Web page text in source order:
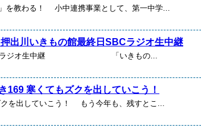
を教わる！ 小中連携事業として、第一中学...
押出川いきもの館最終日SBCラジオ生中継
日SBCラジオ生中継 「いきもの...
169 寒くてもズクを出していこう！
を出していこう！ もう今年も、残すとこ...